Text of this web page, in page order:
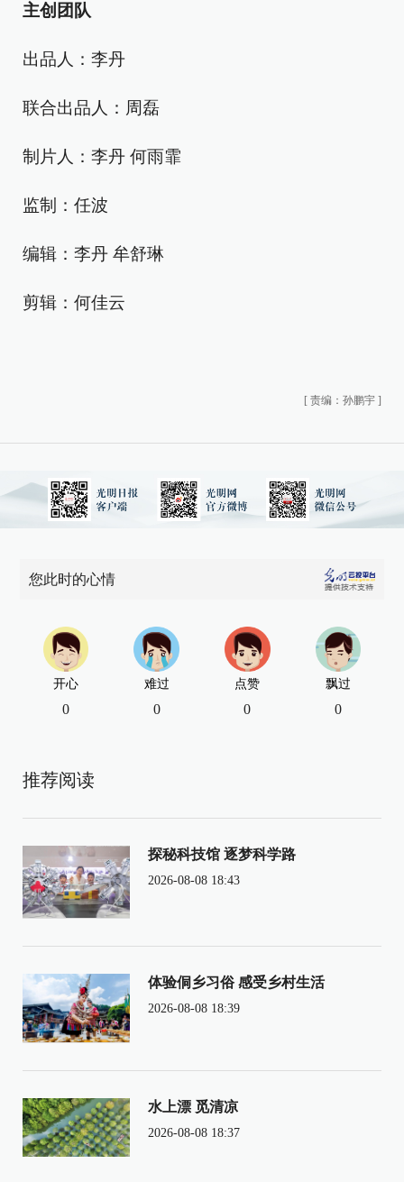
主创团队
出品人：李丹
联合出品人：周磊
制片人：李丹 何雨霏
监制：任波
编辑：李丹 牟舒琳
剪辑：何佳云
[ 责编：孙鹏宇 ]
您此时的心情
开心
0
难过
0
点赞
0
飘过
0
推荐阅读
探秘科技馆 逐梦科学路
2026-08-08 18:43
体验侗乡习俗 感受乡村生活
2026-08-08 18:39
水上漂 觅清凉
2026-08-08 18:37